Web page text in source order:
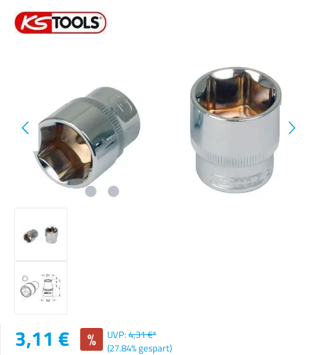
Verkaufspreis:
3,11 € % UVP: 4,31 €*
(27.84% gespart)